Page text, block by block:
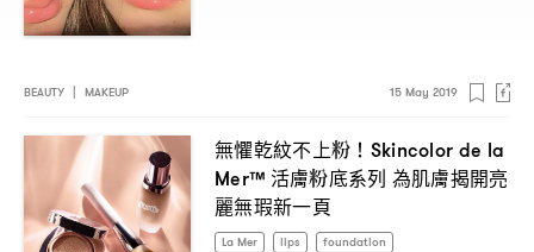
BEAUTY MAKEUP 15 May 2019
無懼乾紋不上粉 ！Skincolor de la
Mer™ 活膚粉底系列 為肌膚揭開亮
麗無瑕新一頁
La Mer lips foundation